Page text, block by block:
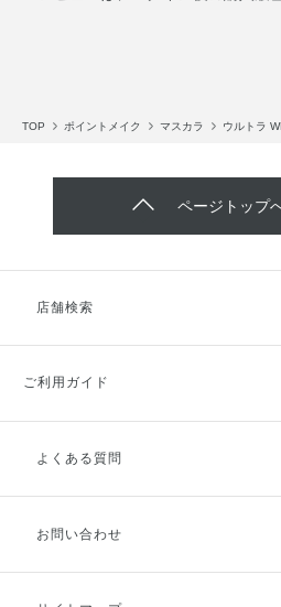
TOP ポイントメイク マスカラ ウルトラ
ページトップ
店舗検索
ご利用ガイド
ご利用ガイドトップ
お支払方法
よくある質問
お問い合わせ